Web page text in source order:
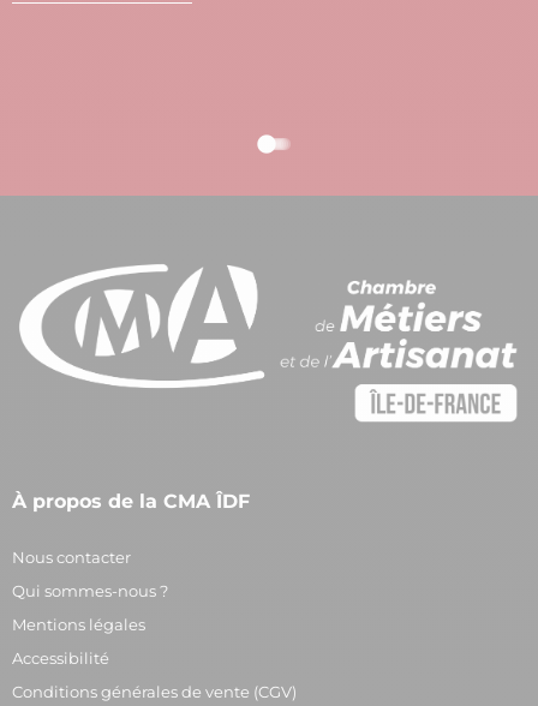
À propos de la CMA ÎDF
Nous contacter
Qui sommes-nous ?
Mentions légales
Accessibilité
Conditions générales de vente (CGV)